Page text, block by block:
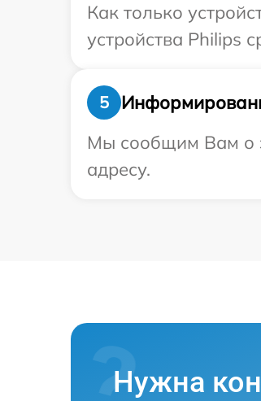
Как только
устройства Philips
5
Мы сообщим Вам о
адресу.
Нужна